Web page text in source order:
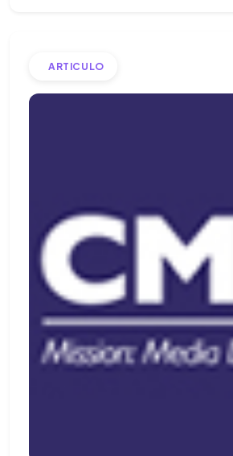
ARTICULO